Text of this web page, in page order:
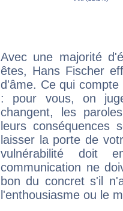
Avec une majorité
êtes, Hans Fischer
d'âme. Ce qui
: pour vous, on
changent, les
leurs conséquences
laisser la porte de
vulnérabilité doit
communication ne
bon du concret s'il
l'enthousiasme ou le